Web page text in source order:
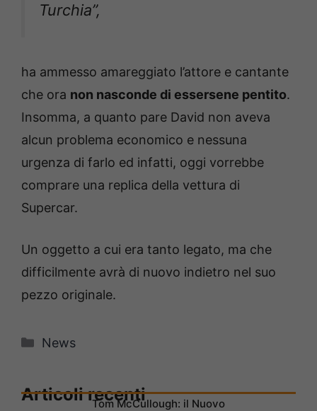
Turchia”,
ha ammesso amareggiato l’attore e cantante
che ora non nasconde di essersene pentito.
Insomma, a quanto pare David non aveva
alcun problema economico e nessuna
urgenza di farlo ed infatti, oggi vorrebbe
comprare una replica della vettura di
Supercar.
Un oggetto a cui era tanto legato, ma che
difficilmente avrà di nuovo indietro nel suo
pezzo originale.
Categorie
News
Articoli recentiTom McCullough: il Nuovo